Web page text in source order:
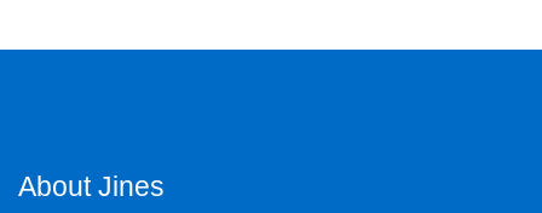
About Jines